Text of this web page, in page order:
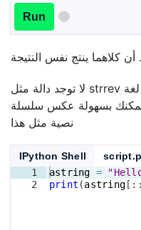
Run
لا توجد دالة مثل strrev في لغة C لعكس سلسلة نصية. ولكن
يمكنك بسهولة عكس سلسلة
نصية مثل هذا
IPython Shell
1
2
astring =
print (astring [ ::